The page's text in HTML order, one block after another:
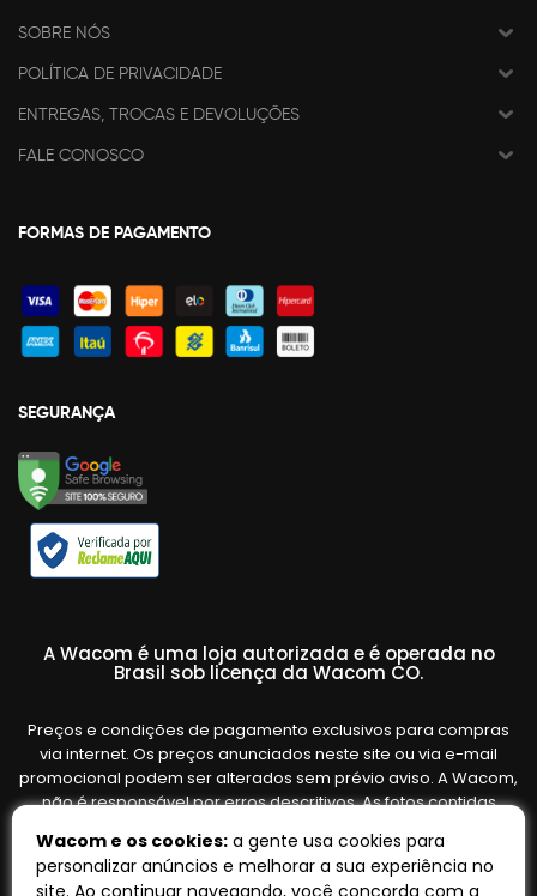
SOBRE NÓS
POLÍTICA DE PRIVACIDADE
ENTREGAS, TROCAS E DEVOLUÇÕES
FALE CONOSCO
FORMAS DE PAGAMENTO
SEGURANÇA
A Wacom é uma loja autorizada e é operada no
Brasil sob licença da Wacom CO.
Preços e condições de pagamento exclusivos para compras
via internet. Os preços anunciados neste site ou via e-mail
promocional podem ser alterados sem prévio aviso. A Wacom,
não é responsável por erros descritivos. As fotos contidas
variar de acordo com o fornecedor/lote do fabricante. Ofertas
válidas até o término de nossos estoques. Vendas sujeitas à
Wacom e os cookies: a gente usa cookies para
personalizar anúncios e melhorar a sua experiência no
site. Ao continuar navegando, você concorda com a